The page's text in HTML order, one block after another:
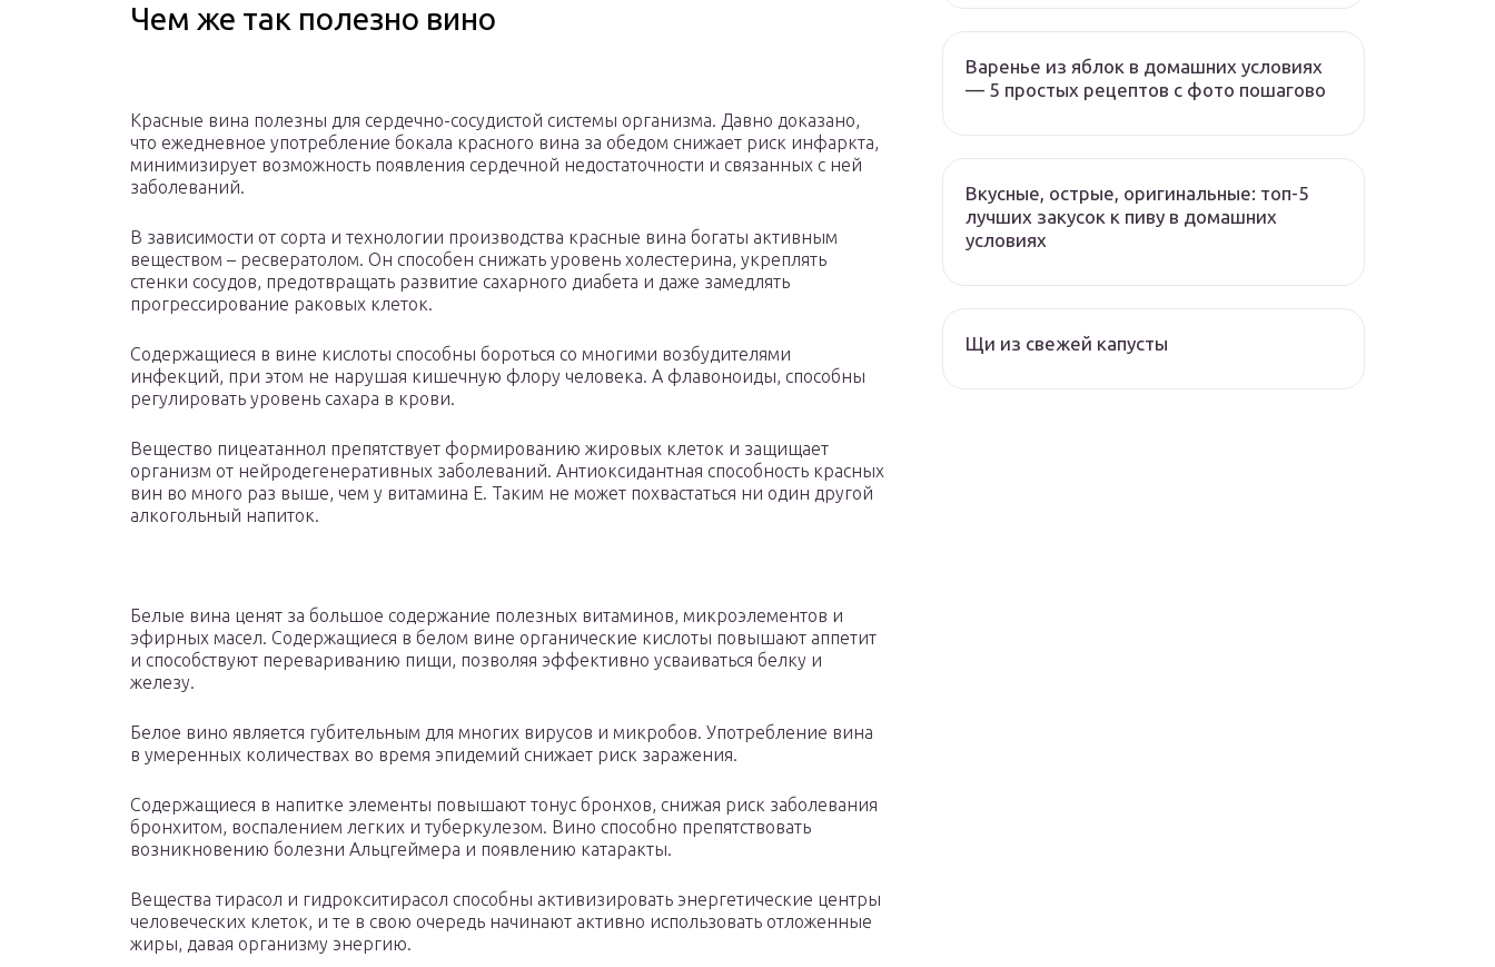
Чем же так полезно вино
Красные вина полезны для сердечно-сосудистой системы организма. Давно доказано,
что ежедневное употребление бокала красного вина за обедом снижает риск инфаркта,
минимизирует возможность появления сердечной недостаточности и связанных с ней
заболеваний.
В зависимости от сорта и технологии производства красные вина богаты активным
веществом – ресвератолом. Он способен снижать уровень холестерина, укреплять
стенки сосудов, предотвращать развитие сахарного диабета и даже замедлять
прогрессирование раковых клеток.
Содержащиеся в вине кислоты способны бороться со многими возбудителями
инфекций, при этом не нарушая кишечную флору человека. А флавоноиды, способны
регулировать уровень сахара в крови.
Вещество пицеатаннол препятствует формированию жировых клеток и защищает
организм от нейродегенеративных заболеваний. Антиоксидантная способность красных
вин во много раз выше, чем у витамина E. Таким не может похвастаться ни один другой
алкогольный напиток.
Белые вина ценят за большое содержание полезных витаминов, микроэлементов и
эфирных масел. Содержащиеся в белом вине органические кислоты повышают аппетит
и способствуют перевариванию пищи, позволяя эффективно усваиваться белку и
железу.
Белое вино является губительным для многих вирусов и микробов. Употребление вина
в умеренных количествах во время эпидемий снижает риск заражения.
Содержащиеся в напитке элементы повышают тонус бронхов, снижая риск заболевания
бронхитом, воспалением легких и туберкулезом. Вино способно препятствовать
возникновению болезни Альцгеймера и появлению катаракты.
Вещества тирасол и гидрокситирасол способны активизировать энергетические центры
человеческих клеток, и те в свою очередь начинают активно использовать отложенные
жиры, давая организму энергию.
Варенье из яблок в домашних условиях
— 5 простых рецептов с фото пошагово
Вкусные, острые, оригинальные: топ-5
лучших закусок к пиву в домашних
условиях
Щи из свежей капусты